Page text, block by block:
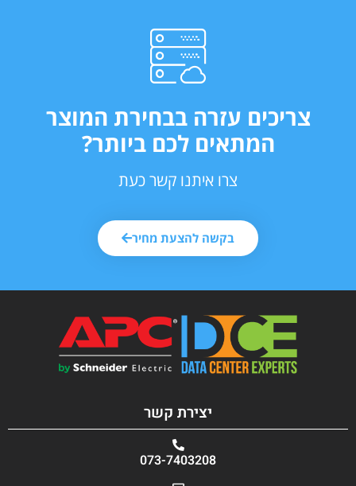
צריכים עזרה בבחירת המוצר
המתאים לכם ביותר?
צרו איתנו קשר כעת
בקשה להצעת מחיר
יצירת קשר
073-7403208